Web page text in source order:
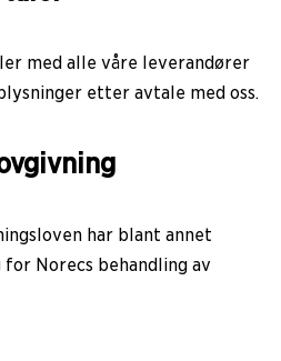
med alle våre leverandører
etter avtale med oss.
har blant annet
Norecs behandling av